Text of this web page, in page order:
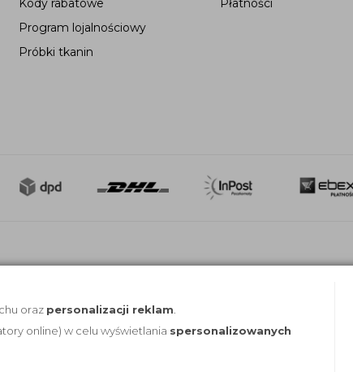
oraz personalizacji reklam
online) w celu wyświetlania spersonalizowanych
Kody rabatowe
Program lojalnościowy
Próbki tkanin
Płatności